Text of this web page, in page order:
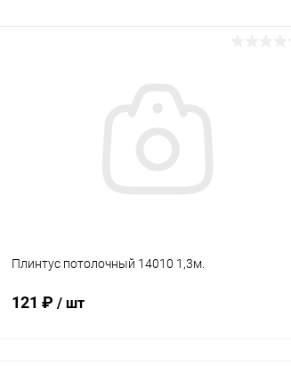
Плинтус потолочный 14010 1,3м.
121 ₽ / шт